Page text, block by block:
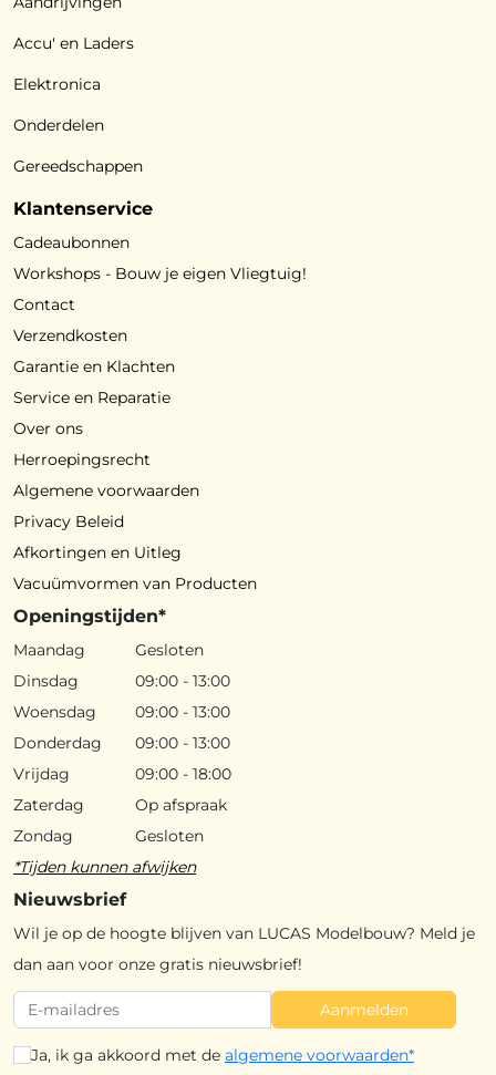
Accu' en Laders
Elektronica
Onderdelen
Gereedschappen
Klantenservice
Cadeaubonnen
Workshops - Bouw je eigen Vliegtuig!
Contact
Verzendkosten
Garantie en Klachten
Service en Reparatie
Over ons
Herroepingsrecht
Algemene voorwaarden
Privacy Beleid
Afkortingen en Uitleg
Vacuümvormen van Producten
Openingstijden*
Maandag
Gesloten
Dinsdag
09:00 - 13:00
Woensdag
09:00 - 13:00
Donderdag
09:00 - 13:00
Vrijdag
09:00 - 18:00
Zaterdag
Op afspraak
Zondag
Gesloten
*Tijden kunnen afwijken
Nieuwsbrief
Wil je op de hoogte blijven van LUCAS Modelbouw? Meld je
dan aan voor onze gratis nieuwsbrief!
Aanmelden
Ja, ik ga akkoord met de algemene voorwaarden*